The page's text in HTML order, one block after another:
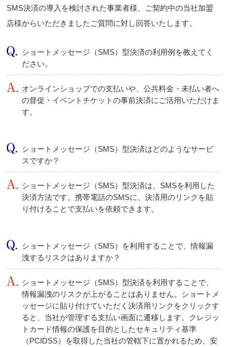
SMS決済の導入を検討された事業者様、ご契約中の当社加盟
店様からいただきましたご質問に対し回答いたします。
ショートメッセージ（SMS）型決済の利用例を教えてく
ださい。
オンラインショップでの支払いや、公共料金・未払い者へ
の督促・イベントチケットの事前決済にご活用いただけま
す。
ショートメッセージ（SMS）型決済はどのようなサービ
スですか？
ショートメッセージ（SMS）型決済は、SMSを利用した
決済方法です。携帯電話のSMSに、決済用のリンクを貼
り付けることで支払いを依頼できます。
ショートメッセージ（SMS）を利用することで、情報漏
洩するリスクはありますか？
ショートメッセージ（SMS）型決済を利用することで、
情報漏洩のリスクが上がることはありません。ショートメ
ッセージに貼り付けていただく決済用リンクをクリックす
ると、当社が管理する支払い画面に遷移します。クレジッ
トカード情報の保護を目的としたセキュリティ基準
（PCIDSS）を取得した当社の管轄下に置かれるため、安